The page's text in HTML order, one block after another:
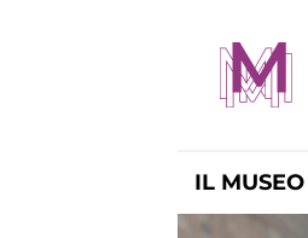
IL MUSEO